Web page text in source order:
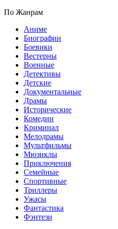
По Жанрам
Аниме
Биографии
Боевики
Вестерны
Военные
Детективы
Детские
Документальные
Драмы
Исторические
Комедии
Криминал
Мелодрамы
Мультфильмы
Мюзиклы
Приключения
Семейные
Спортивные
Триллеры
Ужасы
Фантастика
Фэнтези